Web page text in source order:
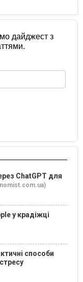
дайджест з
ChatGPT для
у крадіжці
способи